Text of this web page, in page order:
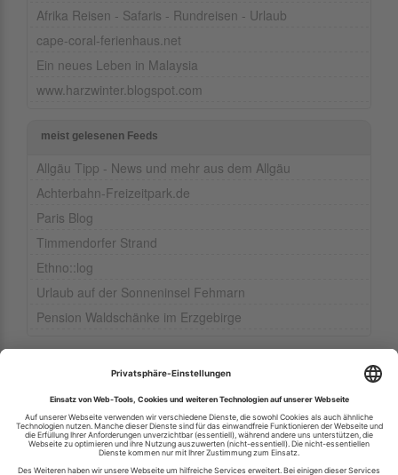
Afrika Reisen - Safaris - Rundreisen - Urlaub
cape-coral-ferienhaus.net
Ein neues Leben in Malaysia
www.harzwinter.blogspot.com
meist gelesenen Feeds
Allgäu Tipp - News und mehr aus dem Allgäu
Achterbahn-Freizeitpark.de
Paris Blog
Timmendorfer Strand
Ethno::log
Urlaub auf der Sonneninsel Fehmarn
Pension Waldschänke im Erzgebirge
Ihren RSS-Feed veröffentlichen